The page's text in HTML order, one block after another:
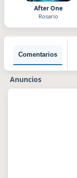
After One
Rosario
Comentarios
Anuncios